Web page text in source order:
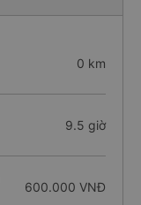
0 km
9.5 giờ
600.000 VNĐ